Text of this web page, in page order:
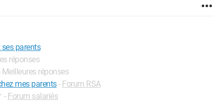
parents
réponses
Meilleures réponses
mes parents- Forum RSA
- Forum salariés